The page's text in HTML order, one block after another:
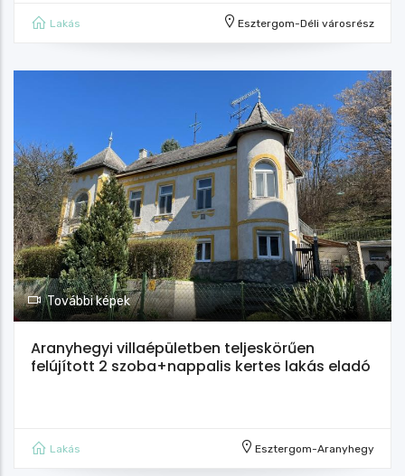
Lakás Esztergom-Déli városrész
További képek
Aranyhegyi villaépületben teljeskörűen
felújított 2 szoba+nappalis kertes lakás eladó
Lakás Esztergom-Aranyhegy